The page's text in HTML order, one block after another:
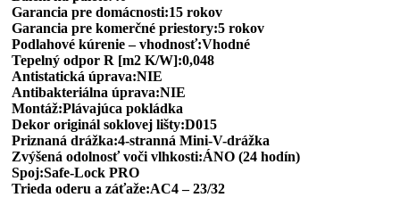
Garancia pre domácnosti:15 rokov
Garancia pre komerčné priestory:5 rokov
Podlahové kúrenie – vhodnosť:Vhodné
Tepelný odpor R [m2 K/W]:0,048
Antistatická úprava:NIE
Antibakteriálna úprava:NIE
Montáž:Plávajúca pokládka
Dekor originál soklovej lišty:D015
Priznaná drážka:4-stranná Mini-V-drážka
Zvýšená odolnosť voči vlhkosti:ÁNO (24 hodín)
Spoj:Safe-Lock PRO
Trieda oderu a záťaže:AC4 – 23/32